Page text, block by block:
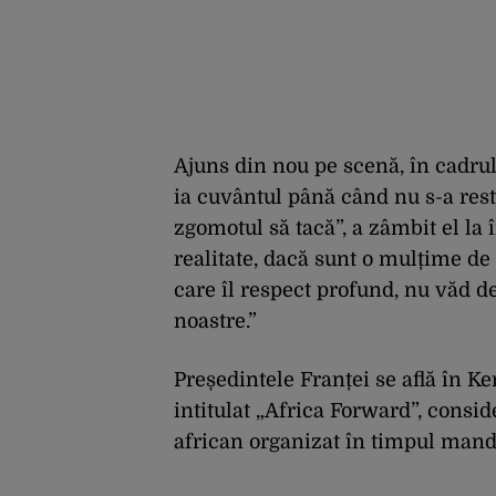
Ajuns din nou pe scenă, în
ia cuvântul până când nu s-a
zgomotul să tacă”, a zâmbit el
realitate, dacă sunt o mulțime
care îl respect profund, nu văd
noastre.”
Președintele Franței se află în
intitulat „Africa Forward”,
african organizat în timpul